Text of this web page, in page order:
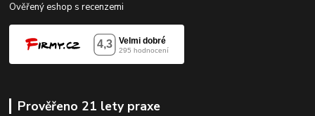
Ověřený eshop s recenzemi
Prověřeno 21 lety praxe